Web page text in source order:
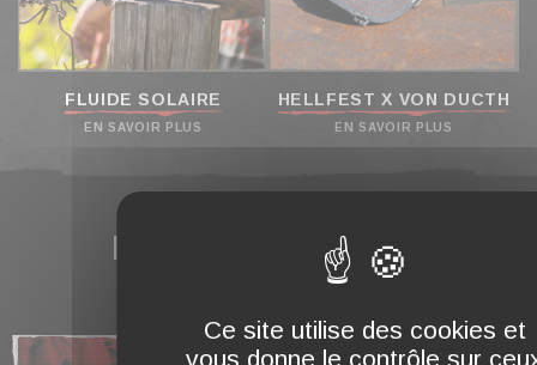
FLUIDE SOLAIRE
EN SAVOIR PLUS
HELLFEST X VON DUCTH
EN SAVOIR PLUS
LA MARQUE
Ce site utilise des cookies et
vous donne le contrôle sur